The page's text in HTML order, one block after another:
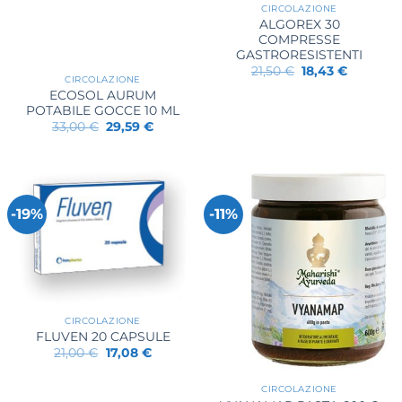
CIRCOLAZIONE
ECOSOL AURUM
POTABILE GOCCE 10 ML
33,00€ Il
prezzo
29,59€Il
CIRCOLAZIONE
ALGOREX 30
COMPRESSE
GASTRORESISTENTI
21,50€ Il
prezzo
18,43€Il
-19%
CIRCOLAZIONE
FLUVEN 20 CAPSULE
21,00€ Il
prezzo
17,08 €Il
-11%
CIRCOLAZIONE